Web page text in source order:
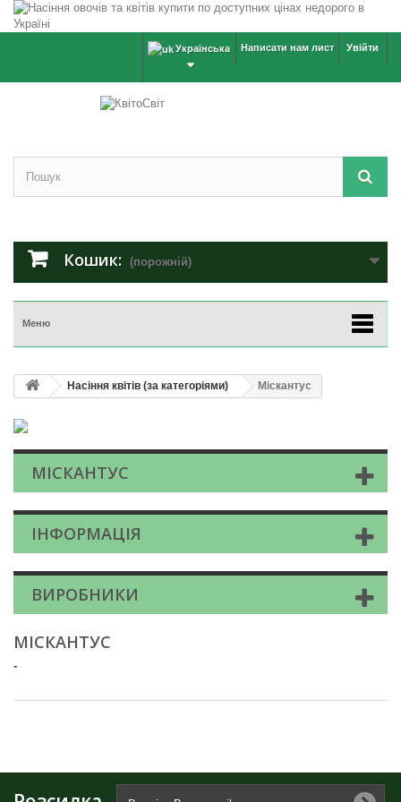
Увійти
Написати нам лист
Українська
Кошик: (порожній)
Меню
Насіння квітів (за категоріями) Міскантус
МІСКАНТУС
ІНФОРМАЦІЯ
ВИРОБНИКИ
МІСКАНТУС
-